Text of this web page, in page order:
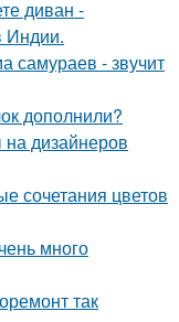
диван -
Индии.
самураев - звучит
дополнили?
на дизайнеров
сочетания цветов
много
так